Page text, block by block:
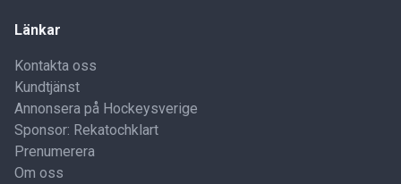
Länkar
Kontakta oss
Kundtjänst
Annonsera på Hockeysverige
Sponsor: Rekatochklart
Prenumerera
Om oss